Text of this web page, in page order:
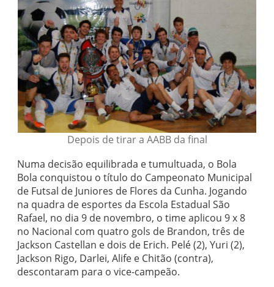
Depois de tirar a AABB da final
Numa decisão equilibrada e tumultuada, o Bola
Bola conquistou o título do Campeonato Municipal
de Futsal de Juniores de Flores da Cunha. Jogando
na quadra de esportes da Escola Estadual São
Rafael, no dia 9 de novembro, o time aplicou 9 x 8
no Nacional com quatro gols de Brandon, três de
Jackson Castellan e dois de Erich. Pelé (2), Yuri (2),
Jackson Rigo, Darlei, Alife e Chitão (contra),
descontaram para o vice-campeão.